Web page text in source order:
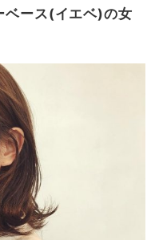
ベース(イエベ)の女